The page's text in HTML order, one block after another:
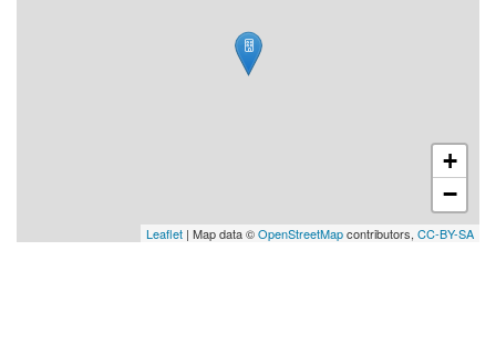
+
−
Leaflet | Map data ©OpenStreetMapcontributors, CC-BY-SA